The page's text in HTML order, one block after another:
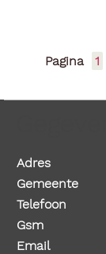
Pagina
1
Adres
Gemeente
Telefoon
Gsm
Email